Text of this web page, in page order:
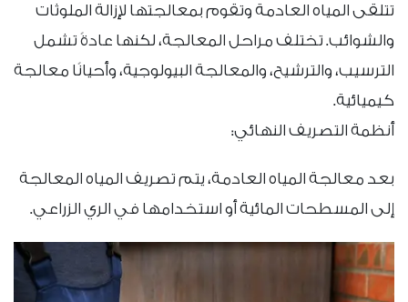
تتلقى المياه العادمة وتقوم بمعالجتها لإزالة الملوثات
والشوائب. تختلف مراحل المعالجة، لكنها عادةً تشمل
الترسيب، والترشيح، والمعالجة البيولوجية، وأحيانًا معالجة
كيميائية.
أنظمة التصريف النهائي:
بعد معالجة المياه العادمة، يتم تصريف المياه المعالجة
إلى المسطحات المائية أو استخدامها في الري الزراعي.